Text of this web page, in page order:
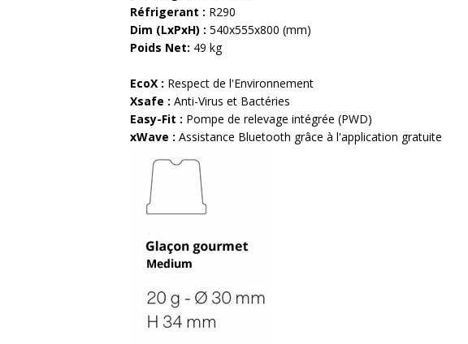
Réfrigerant : R290
Dim (LxPxH) : 540x555x800 (mm)
Poids Net: 49 kg
EcoX : Respect de l'Environnement
Xsafe : Anti-Virus et Bactéries
Easy-Fit : Pompe de relevage intégrée (PWD)
xWave : Assistance Bluetooth grâce à l'application gratuite